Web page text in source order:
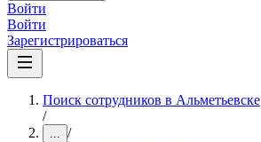
Войти
Войти
Зарегистрироваться
Поиск сотрудников в Альметьевске
/
... /